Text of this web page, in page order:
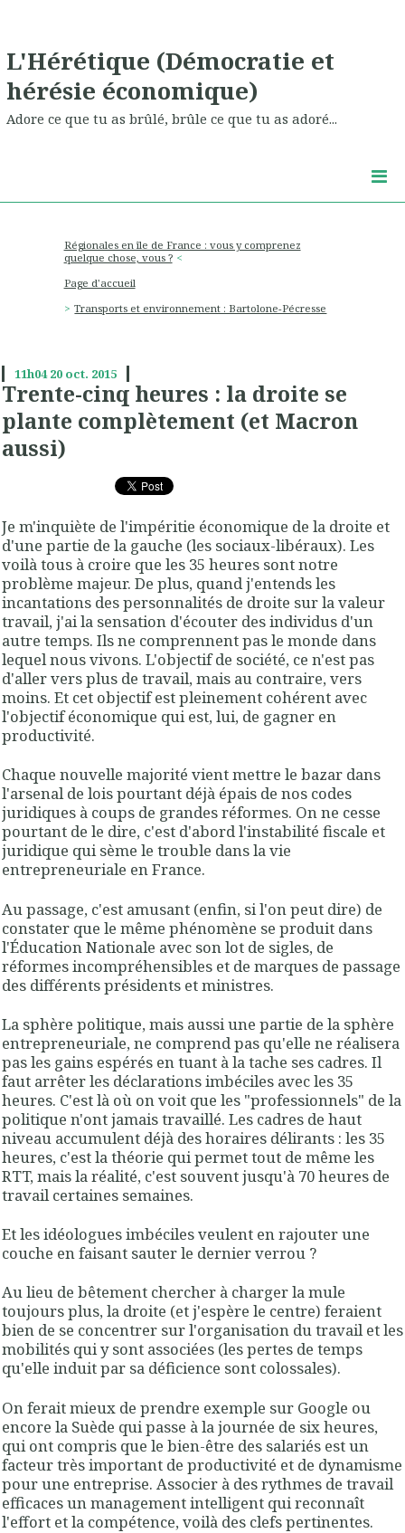
L'Hérétique (Démocratie et
hérésie économique)
Adore ce que tu as brûlé, brûle ce que tu as adoré...
Régionales en île de France : vous y comprenez
quelque chose, vous ?
Page d'accueil
Transports et environnement : Bartolone-Pécresse
11h04 20 oct. 2015
Trente-cinq heures : la droite se
plante complètement (et Macron
aussi)
Je m'inquiète de l'impéritie économique de la droite et
d'une partie de la gauche (les sociaux-libéraux). Les
voilà tous à croire que les 35 heures sont notre
problème majeur. De plus, quand j'entends les
incantations des personnalités de droite sur la valeur
travail, j'ai la sensation d'écouter des individus d'un
autre temps. Ils ne comprennent pas le monde dans
lequel nous vivons. L'objectif de société, ce n'est pas
d'aller vers plus de travail, mais au contraire, vers
moins. Et cet objectif est pleinement cohérent avec
l'objectif économique qui est, lui, de gagner en
productivité.
Chaque nouvelle majorité vient mettre le bazar dans
l'arsenal de lois pourtant déjà épais de nos codes
juridiques à coups de grandes réformes. On ne cesse
pourtant de le dire, c'est d'abord l'instabilité fiscale et
juridique qui sème le trouble dans la vie
entrepreneuriale en France.
Au passage, c'est amusant (enfin, si l'on peut dire) de
constater que le même phénomène se produit dans
l'Éducation Nationale avec son lot de sigles, de
réformes incompréhensibles et de marques de passage
des différents présidents et ministres.
La sphère politique, mais aussi une partie de la sphère
entrepreneuriale, ne comprend pas qu'elle ne réalisera
pas les gains espérés en tuant à la tache ses cadres. Il
faut arrêter les déclarations imbéciles avec les 35
heures. C'est là où on voit que les "professionnels" de la
politique n'ont jamais travaillé. Les cadres de haut
niveau accumulent déjà des horaires délirants : les 35
heures, c'est la théorie qui permet tout de même les
RTT, mais la réalité, c'est souvent jusqu'à 70 heures de
travail certaines semaines.
Et les idéologues imbéciles veulent en rajouter une
couche en faisant sauter le dernier verrou ?
Au lieu de bêtement chercher à charger la mule
toujours plus, la droite (et j'espère le centre) feraient
bien de se concentrer sur l'organisation du travail et les
mobilités qui y sont associées (les pertes de temps
qu'elle induit par sa déficience sont colossales).
On ferait mieux de prendre exemple sur Google ou
encore la Suède qui passe à la journée de six heures,
qui ont compris que le bien-être des salariés est un
facteur très important de productivité et de dynamisme
pour une entreprise. Associer à des rythmes de travail
efficaces un management intelligent qui reconnaît
l'effort et la compétence, voilà des clefs pertinentes.